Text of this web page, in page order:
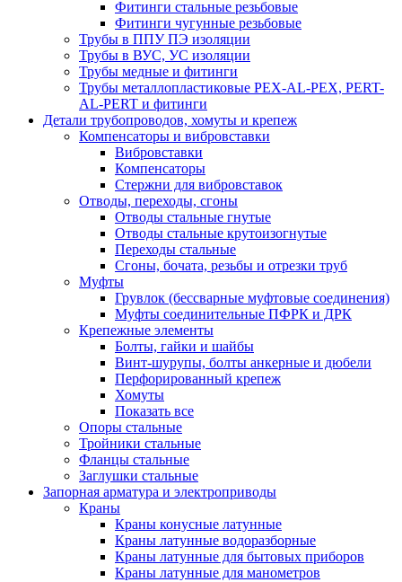
Фитинги стальные резьбовые
Фитинги чугунные резьбовые
Трубы в ППУ ПЭ изоляции
Трубы в ВУС, УС изоляции
Трубы медные и фитинги
Трубы металлопластиковые PEX-AL-PEX, PERT-
AL-PERT и фитинги
Детали трубопроводов, хомуты и крепеж
Компенсаторы и вибровставки
Вибровставки
Компенсаторы
Стержни для вибровставок
Отводы, переходы, сгоны
Отводы стальные гнутые
Отводы стальные крутоизогнутые
Переходы стальные
Сгоны, бочата, резьбы и отрезки труб
Муфты
Грувлок (бессварные муфтовые соединения)
Муфты соединительные ПФРК и ДРК
Крепежные элементы
Болты, гайки и шайбы
Винт-шурупы, болты анкерные и дюбели
Перфорированный крепеж
Хомуты
Показать все
Опоры стальные
Тройники стальные
Фланцы стальные
Заглушки стальные
Запорная арматура и электроприводы
Краны
Краны конусные латунные
Краны латунные водоразборные
Краны латунные для бытовых приборов
Краны латунные для манометров